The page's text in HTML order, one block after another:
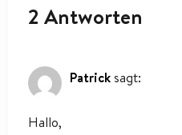
2 Antworten
Patrick sagt:
Hallo,